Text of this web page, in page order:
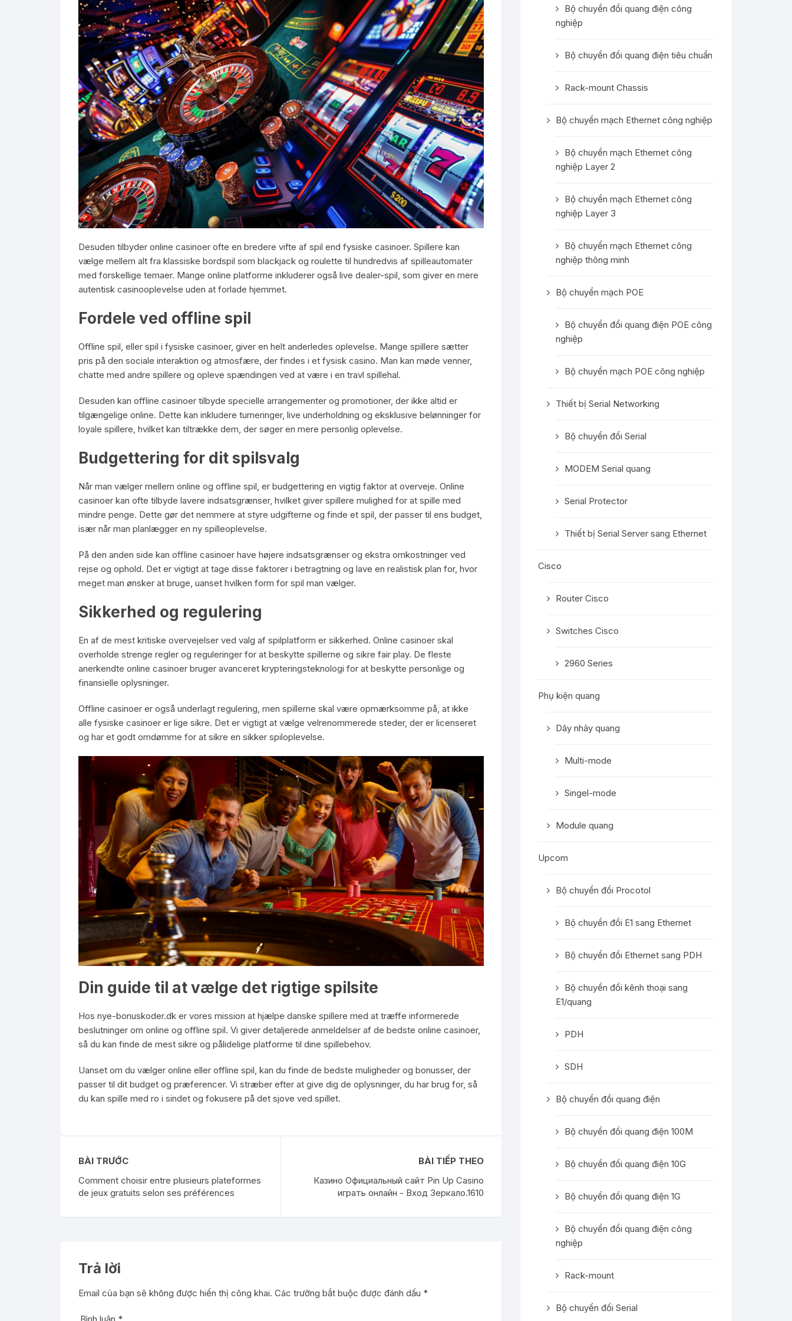
Desuden tilbyder online casinoer ofte en bredere vifte af spil end fysiske casinoer. Spillere kan
vælge mellem alt fra klassiske bordspil som blackjack og roulette til hundredvis af spilleautomater
med forskellige temaer. Mange online platforme inkluderer også live dealer-spil, som giver en mere
autentisk casinooplevelse uden at forlade hjemmet.
Fordele ved offline spil
Offline spil, eller spil i fysiske casinoer, giver en helt anderledes oplevelse. Mange spillere sætter
pris på den sociale interaktion og atmosfære, der findes i et fysisk casino. Man kan møde venner,
chatte med andre spillere og opleve spændingen ved at være i en travl spillehal.
Desuden kan offline casinoer tilbyde specielle arrangementer og promotioner, der ikke altid er
tilgængelige online. Dette kan inkludere turneringer, live underholdning og eksklusive belønninger for
loyale spillere, hvilket kan tiltrække dem, der søger en mere personlig oplevelse.
Budgettering for dit spilsvalg
Når man vælger mellem online og offline spil, er budgettering en vigtig faktor at overveje. Online
casinoer kan ofte tilbyde lavere indsatsgrænser, hvilket giver spillere mulighed for at spille med
mindre penge. Dette gør det nemmere at styre udgifterne og finde et spil, der passer til ens budget,
især når man planlægger en ny spilleoplevelse.
På den anden side kan offline casinoer have højere indsatsgrænser og ekstra omkostninger ved
rejse og ophold. Det er vigtigt at tage disse faktorer i betragtning og lave en realistisk plan for, hvor
meget man ønsker at bruge, uanset hvilken form for spil man vælger.
Sikkerhed og regulering
En af de mest kritiske overvejelser ved valg af spilplatform er sikkerhed. Online casinoer skal
overholde strenge regler og reguleringer for at beskytte spillerne og sikre fair play. De fleste
anerkendte online casinoer bruger avanceret krypteringsteknologi for at beskytte personlige og
finansielle oplysninger.
Offline casinoer er også underlagt regulering, men spillerne skal være opmærksomme på, at ikke
alle fysiske casinoer er lige sikre. Det er vigtigt at vælge velrenommerede steder, der er licenseret
og har et godt omdømme for at sikre en sikker spiloplevelse.
Din guide til at vælge det rigtige spilsite
Hos nye-bonuskoder.dk er vores mission at hjælpe danske spillere med at træffe informerede
beslutninger om online og offline spil. Vi giver detaljerede anmeldelser af de bedste online casinoer,
så du kan finde de mest sikre og pålidelige platforme til dine spillebehov.
Uanset om du vælger online eller offline spil, kan du finde de bedste muligheder og bonusser, der
passer til dit budget og præferencer. Vi stræber efter at give dig de oplysninger, du har brug for, så
du kan spille med ro i sindet og fokusere på det sjove ved spillet.
BÀI TRƯỚC
Comment choisir entre plusieurs plateformes
de jeux gratuits selon ses préférences
BÀI TIẾP THEO
Казино Официальный сайт Pin Up Casino
играть онлайн - Вход Зеркало.1610
Trả lời
Email của bạn sẽ không được hiển thị công khai. Các trường bắt buộc được đánh dấu *
Bộ chuyển đổi quang điện công
nghiệp
Bộ chuyển đổi quang điện tiêu chuẩn
Rack-mount Chassis
Bộ chuyển mạch Ethernet công nghiệp
Bộ chuyển mạch Ethernet công
nghiệp Layer 2
Bộ chuyển mạch Ethernet công
nghiệp Layer 3
Bộ chuyển mạch Ethernet công
nghiệp thông minh
Bộ chuyển mạch POE
Bộ chuyển đổi quang điện POE công
nghiệp
Bộ chuyển mạch POE công nghiệp
Thiết bị Serial Networking
Bộ chuyển đổi Serial
MODEM Serial quang
Serial Protector
Thiết bị Serial Server sang Ethernet
Cisco
Router Cisco
Switches Cisco
2960 Series
Phụ kiện quang
Dây nhảy quang
Multi-mode
Singel-mode
Module quang
Upcom
Bộ chuyển đổi Procotol
Bộ chuyển đổi E1 sang Ethernet
Bộ chuyển đổi Ethernet sang PDH
Bộ chuyển đổi kênh thoại sang
E1/quang
PDH
SDH
Bộ chuyển đổi quang điện
Bộ chuyển đổi quang điện 100M
Bộ chuyển đổi quang điện 10G
Bộ chuyển đổi quang điện 1G
Bộ chuyển đổi quang điện công
nghiệp
Rack-mount
Bộ chuyển đổi Serial